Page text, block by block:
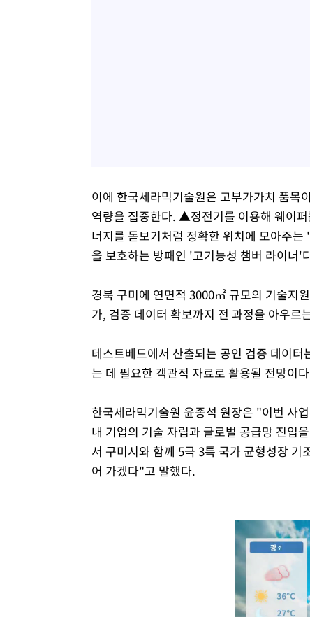
이에 한국세라믹기술원은 고부가가치 품목
역량을 집중한다. ▲정전기를 이용해 웨이
너지를 돋보기처럼 정확한 위치에 모아주
을 보호하는 방패인 '고기능성 챔버 라이너'
경북 구미에 연면적 3000㎡ 규모의 기술지
가, 검증 데이터 확보까지 전 과정을 아우
테스트베드에서 산출되는 공인 검증 데이
는 데 필요한 객관적 자료로 활용될 전망이
한국세라믹기술원 윤종석 원장은 "이번 사
내 기업의 기술 자립과 글로벌 공급망 진입
서 구미시와 함께 5극 3특 국가 균형성장
어 가겠다"고 말했다.